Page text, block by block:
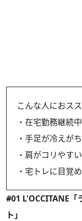
こんな人におス
・在宅勤務継続中
・手足が冷えがち
・肩がコリやすい
・宅トレに目覚
#01 L'OCCITANE「
ト」